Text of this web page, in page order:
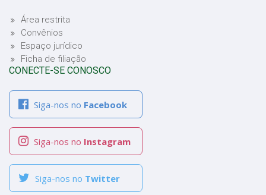
Área restrita
Convênios
Espaço jurídico
Ficha de filiação
CONECTE-SE CONOSCO
Siga-nos no Facebook
Siga-nos no Instagram
Siga-nos no Twitter